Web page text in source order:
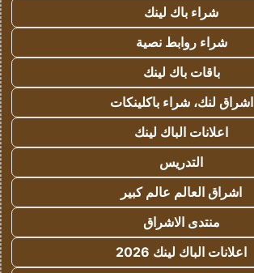
شراء باك لينك
شراء روابط نصية
باقات باك لينك
اشراق لنك، شراء باكلينكات
اعلانات الباك لينك
التدريس
اشراق العالم عالم كبير
منتدى الاشراق
اعلانات الباك لينك 2026